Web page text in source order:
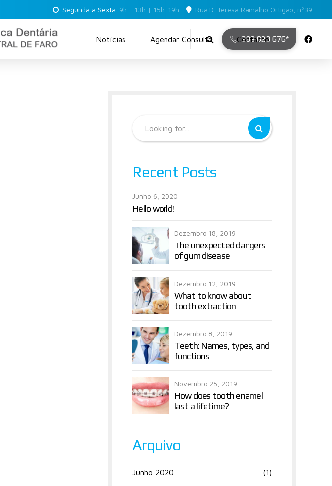
Segunda a Sexta 9h - 13h | 15h-19h Rua D. Teresa Ramalho Ortigão, nº39
289 823 676*
Notícias Agendar Consulta Contacto
Recent Posts
Junho 6, 2020
Hello world!
Dezembro 18, 2019
The unexpected dangers
of gum disease
Dezembro 12, 2019
What to know about
tooth extraction
Dezembro 8, 2019
Teeth: Names, types, and
functions
Novembro 25, 2019
How does tooth enamel
last a lifetime?
Arquivo
Junho 2020 (1)